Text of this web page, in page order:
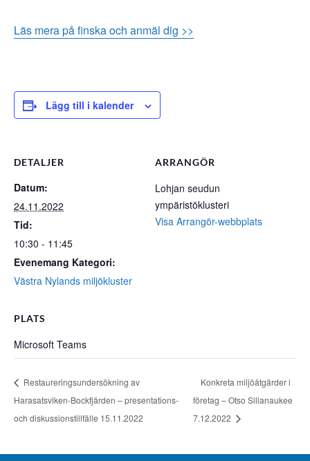
Läs mera på finska och anmäl dig >>
Lägg till i kalender
DETALJER
Datum:
24.11.2022
Tid:
10:30 - 11:45
Evenemang Kategori:
Västra Nylands miljökluster
ARRANGÖR
Lohjan seudun
ympäristöklusteri
Visa Arrangör-webbplats
PLATS
Microsoft Teams
Restaureringsundersökning av
Harasatsviken-Bockfjärden – presentations-
och diskussionstillfälle 15.11.2022
Konkreta miljöåtgärder i
företag – Otso Sillanaukee
7.12.2022